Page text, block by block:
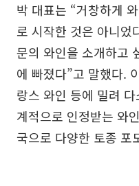
박 대표는 “거창하게
로 시작한 것은 아니었
문의 와인을 소개하고
에 빠졌다”고 말했다.
랑스 와인 등에 밀려
계적으로 인정받는 와
국으로 다양한 토종 포